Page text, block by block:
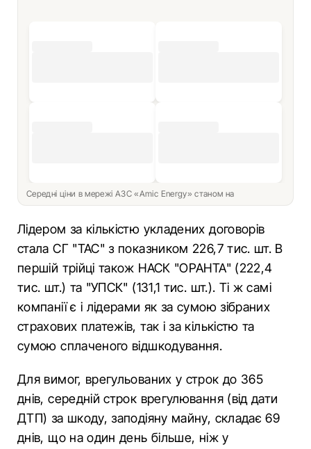
Середні ціни в мережі АЗС «Amic Energy» станом на
Лідером за кількістю укладених договорів
стала СГ "ТАС" з показником 226,7 тис. шт. В
першій трійці також НАСК "ОРАНТА" (222,4
тис. шт.) та "УПСК" (131,1 тис. шт.). Ті ж самі
компанії є і лідерами як за сумою зібраних
страхових платежів, так і за кількістю та
сумою сплаченого відшкодування.
Для вимог, врегульованих у строк до 365
днів, середній строк врегулювання (від дати
ДТП) за шкоду, заподіяну майну, складає 69
днів, що на один день більше, ніж у